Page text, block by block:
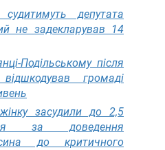
депутата
не задекларував 14
Подільському після
громаді
засудили до 2,5
за доведення
до критичного